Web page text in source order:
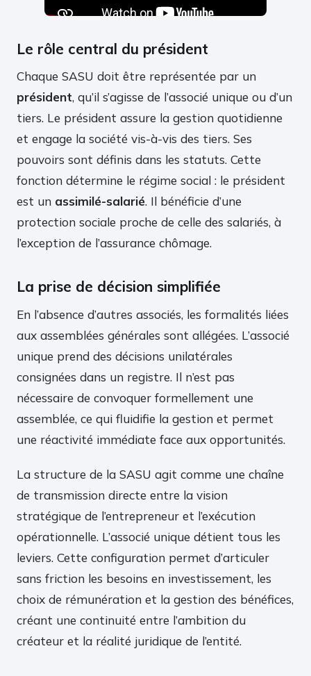
Le rôle central du président
Chaque SASU doit être représentée par un
président, qu’il s’agisse de l’associé unique ou d’un
tiers. Le président assure la gestion quotidienne
et engage la société vis-à-vis des tiers. Ses
pouvoirs sont définis dans les statuts. Cette
fonction détermine le régime social : le président
est un assimilé-salarié. Il bénéficie d’une
protection sociale proche de celle des salariés, à
l’exception de l’assurance chômage.
La prise de décision simplifiée
En l’absence d’autres associés, les formalités liées
aux assemblées générales sont allégées. L’associé
unique prend des décisions unilatérales
consignées dans un registre. Il n’est pas
nécessaire de convoquer formellement une
assemblée, ce qui fluidifie la gestion et permet
une réactivité immédiate face aux opportunités.
La structure de la SASU agit comme une chaîne
de transmission directe entre la vision
stratégique de l’entrepreneur et l’exécution
opérationnelle. L’associé unique détient tous les
leviers. Cette configuration permet d’articuler
sans friction les besoins en investissement, les
choix de rémunération et la gestion des bénéfices,
créant une continuité entre l’ambition du
créateur et la réalité juridique de l’entité.